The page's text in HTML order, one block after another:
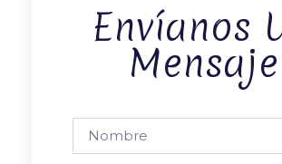
Envíanos
Mensaje